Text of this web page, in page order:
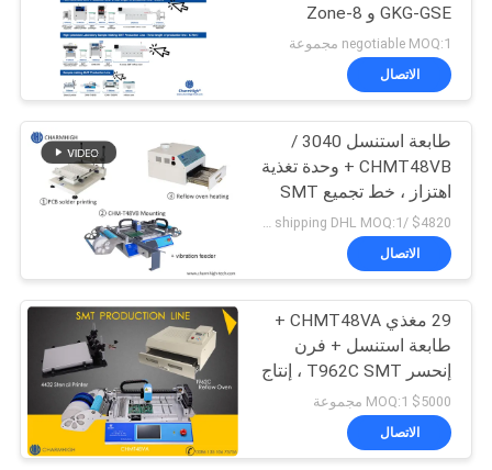
خريطة
الموقع
سياسة
الخصوصية
GKG-GSE و 8-Zone
Reflow
negotiable MOQ:1 مجموعة
الاتصال
طابعة استنسل 3040 /
CHMT48VB + وحدة تغذية
اهتزاز ، خط تجميع SMT
PCB / فرن إنحسار BRT-
420
الاتصال
29 مغذي CHMT48VA +
طابعة استنسل + فرن
إنحسر T962C SMT ، إنتاج
دفعة النموذج الأولي
$5000 MOQ:1 مجموعة
الاتصال